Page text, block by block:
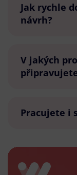
Jak rychle
návrh?
V jakých
Pracujete i